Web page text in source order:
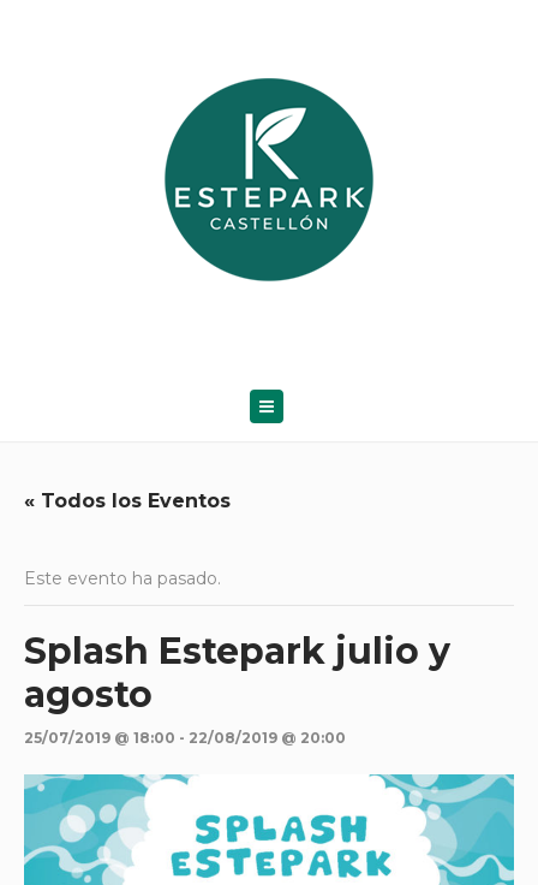
« Todos los Eventos
Este evento ha pasado.
Splash Estepark julio y
agosto
25/07/2019 @ 18:00 - 22/08/2019 @ 20:00